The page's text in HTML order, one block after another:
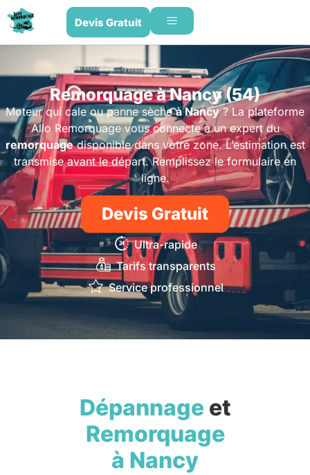
Devis Gratuit
Remorquage à Nancy (54)
Moteur qui cale ou panne sècheà Nancy? La plateforme
Allo Remorquage vous connecte à un expert du
remorquagedisponible dans votre zone. L’estimation est
transmise avant le départ. Remplissez le formulaire en
ligne.
Devis Gratuit
Ultra-rapide
Tarifs transparents
Service professionnel
Dépannageet
Remorquage
à Nancy